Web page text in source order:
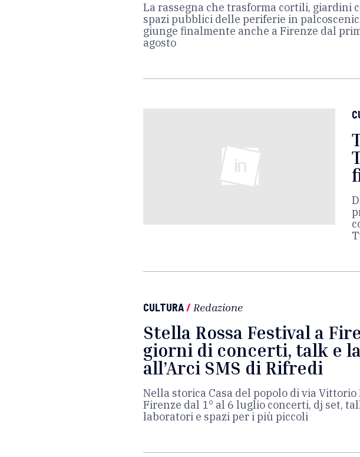
La rassegna che trasforma cortili, giardini
spazi pubblici delle periferie in
giunge finalmente anche a Firenze dal
agosto
CULTURA/ Redazione
Stella Rossa Festival a
giorni di concerti, talk e
all’Arci SMS di Rifredi
Nella storica Casa del popolo di via Vittorio
Firenze dal 1° al 6 luglio concerti, dj set,
laboratori e spazi per i più piccoli